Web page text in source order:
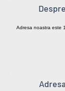
Adresa noastra este